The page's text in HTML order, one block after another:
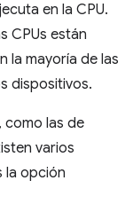
en la CPU.
CPUs están
la mayoría de las
dispositivos.
como las de
varios
la opción